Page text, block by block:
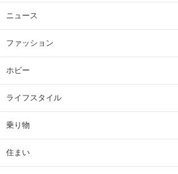
ニュース
ファッション
ホビー
ライフスタイル
乗り物
住まい